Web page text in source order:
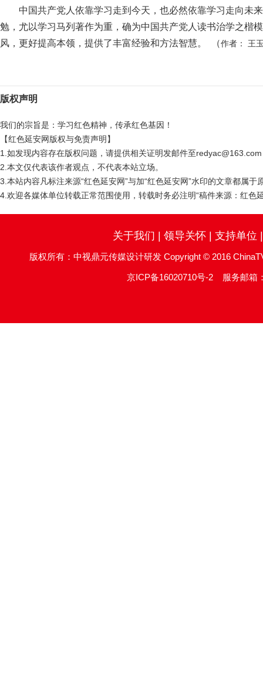
中国共产党人依靠学习走到今天，也必然依靠学习走向未
勉，尤以学习马列著作为重，确为中国共产党人读书治学之楷
风，更好提高本领，提供了丰富经验和方法智慧。 （作者： 王
版权声明
我们的宗旨是：学习红色精神，传承红色基因！
【红色延安网版权与免责声明】
1.如发现内容存在版权问题，请提供相关证明发邮件至
2.本文仅代表该作者观点，不代表本站立场。
3.本站内容凡标注来源“红色延安网”与加“红色延安网”水印的文章都属
4.欢迎各媒体单位转载正常范围使用，转载时务必注明“稿件来源：红色
关于我们 领导关怀| 支持单位
版权所有：中视鼎元传媒设计研发 Copyright © 2016
京ICP备16020710号-2 服务邮箱